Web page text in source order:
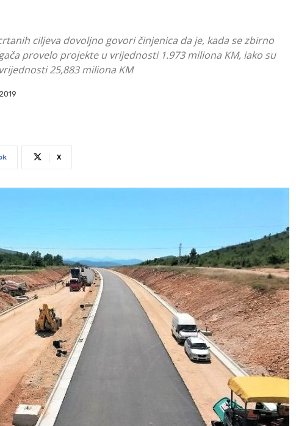
ciljeva dovoljno govori činjenica da je, kada se zbirno
provelo projekte u vrijednosti 1.973 miliona KM, iako su
25,883 miliona KM
X